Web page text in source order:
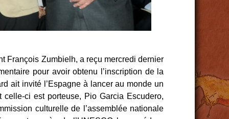
François Zumbielh, a reçu mercredi dernier
pour avoir obtenu l’inscription de la
ait invité l’Espagne à lancer au monde un
ci est porteuse, Pio Garcia Escudero,
culturelle de l’assemblée nationale